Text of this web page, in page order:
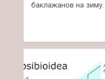
баклажанов на